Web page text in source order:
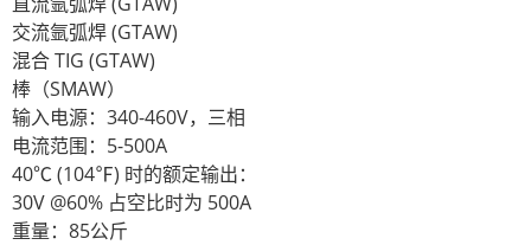
交流氩弧焊 (GTAW)
混合 TIG (GTAW)
棒（SMAW）
输入电源：340-460V，三相
电流范围：5-500A
40℃ (104℉) 时的额定输出：
30V @60% 占空比时为 500A
重量：85公斤